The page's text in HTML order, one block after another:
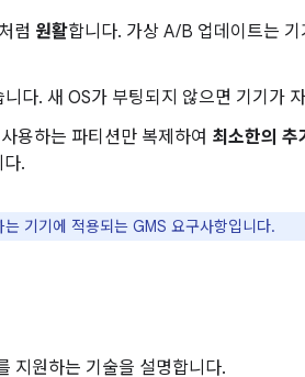
럼 원활합니다. 가상 A/B 업데이트는
니다. 새 OS가 부팅되지 않으면 기기가
용하는 파티션만 복제하여 최소한의 추
.
기기에 적용되는 GMS 요구사항입니다.
지원하는 기술을 설명합니다.